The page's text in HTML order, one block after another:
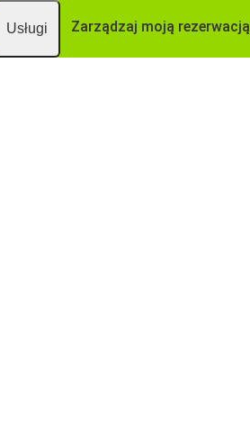
Usługi Zarządzaj moją rezerwacją